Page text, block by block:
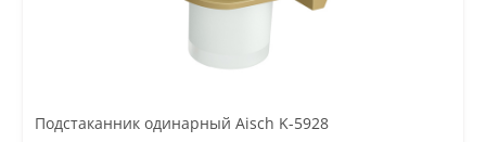
Подстаканник одинарный Aisch K-5928